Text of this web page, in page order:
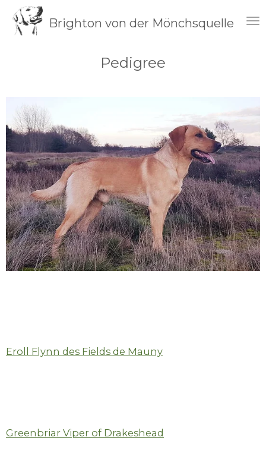
Zum
HauptinhaltBrighton von der Mönchsquelle
Pedigree
Eroll Flynn des Fields de Mauny
Greenbriar Viper of Drakeshead